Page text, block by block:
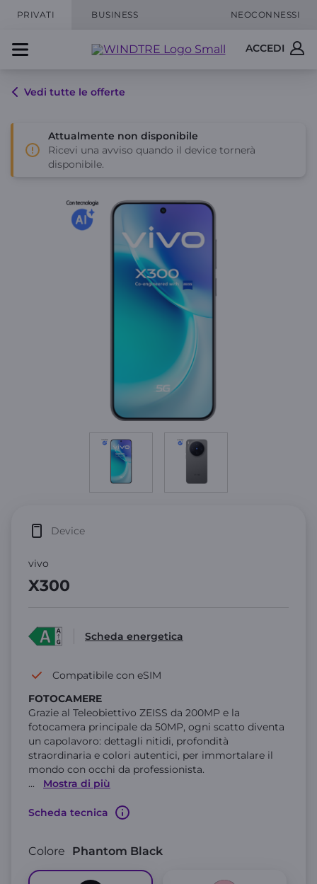
PRIVATI BUSINESS NEOCONNESSI
ACCEDI
Vedi tutte le offerte
Attualmente non disponibile
Ricevi una avviso quando il device tornerà
disponibile.
vivo
X300
Device
Scheda energetica
Compatibile con eSIM
FOTOCAMERE
Grazie al Teleobiettivo ZEISS da 200MP e la
fotocamera principale da 50MP, ogni scatto diventa
un capolavoro: dettagli nitidi, profondità
straordinaria e colori autentici, per immortalare il
mondo con occhi da professionista.
...
Mostra di più
Scheda tecnica
Colore Phantom Black